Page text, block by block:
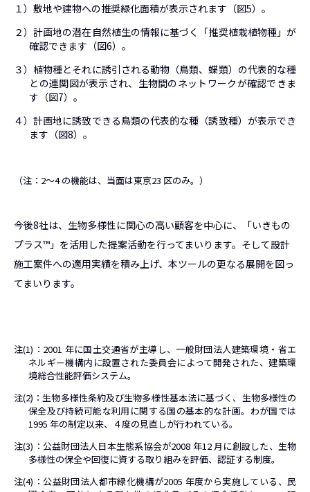
１）敷地や建物への推奨緑化面積が表示されます（図5）。
２）計画地の潜在自然植生の情報に基づく「推奨植栽植物種」が
確認できます（図6）。
３）植物種とそれに誘引される動物（鳥類、蝶類）の代表的な種
との連関図が表示され、生物間のネットワークが確認できま
す（図7）。
４）計画地に誘致できる鳥類の代表的な種（誘致種）が表示でき
ます（図8）。
（注：2～4 の機能は、当面は東京23 区のみ。）
今後8社は、生物多様性に関心の高い顧客を中心に、「いきもの
プラス™」を活用した提案活動を行ってまいります。そして設計
施工案件への適用実績を積み上げ、本ツールの更なる展開を図っ
てまいります。
注(1)：2001 年に国土交通省が主導し、一般財団法人建築環境・省エ
ネルギー機構内に設置された委員会によって開発された、建築環
境総合性能評価システム。
注(2)：生物多様性条約及び生物多様性基本法に基づく、生物多様性の
保全及び持続可能な利用に関する国の基本的な計画。わが国では
1995 年の制定以来、４度の見直しが行われている。
注(3)：公益財団法人日本生態系協会が2008 年12 月に創設した、生物
多様性の保全や回復に資する取り組みを評価、認証する制度。
注(4)：公益財団法人都市緑化機構が2005 年度から実施している、民